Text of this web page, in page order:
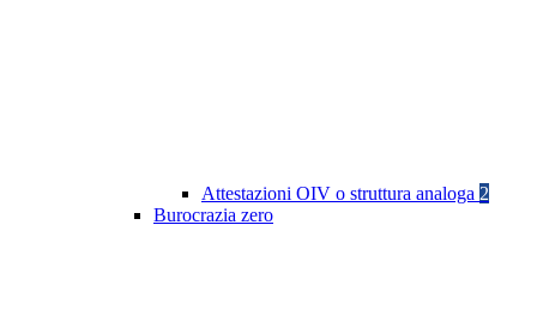
Attestazioni OIV o struttura analoga 2
Burocrazia zero